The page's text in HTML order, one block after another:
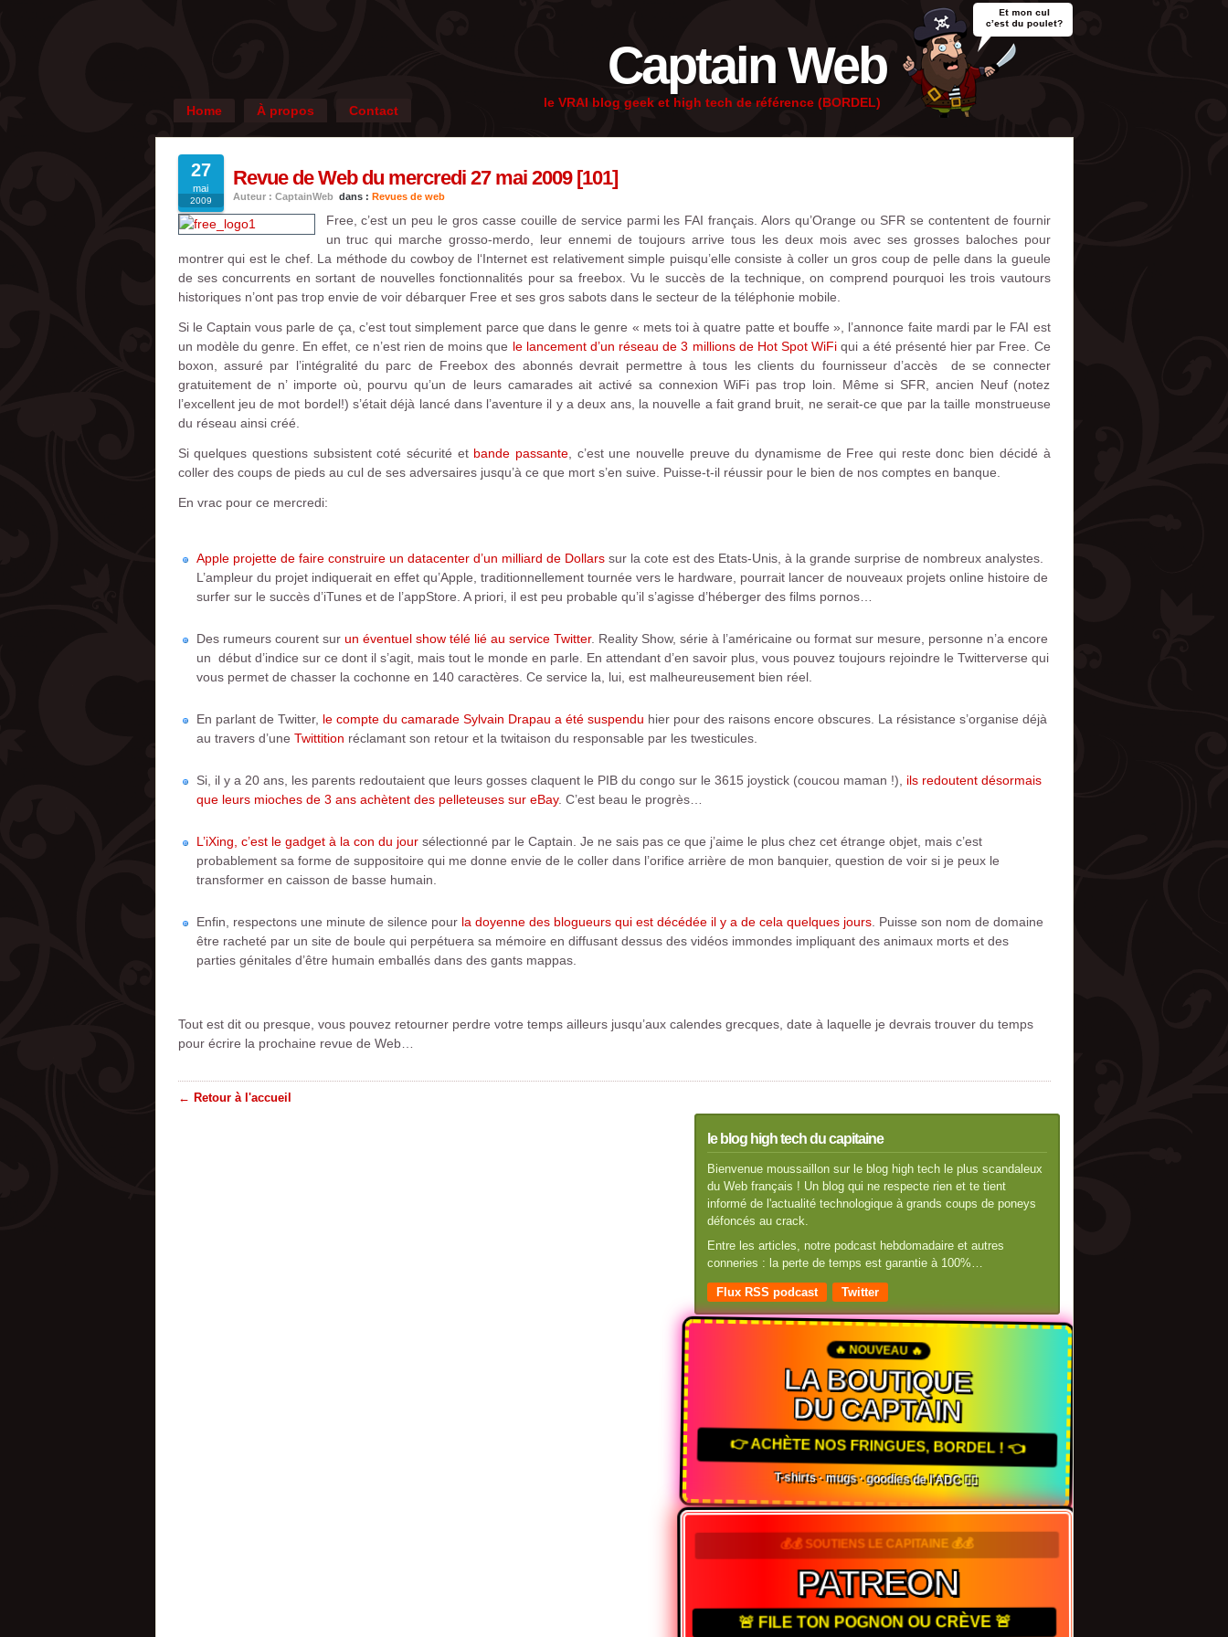
Captain Web
le VRAI blog geek et high tech de référence (BORDEL)
Home À propos Contact
27
mai
2009
Revue de Web du mercredi 27 mai 2009 [101]
Auteur : CaptainWeb dans : Revues de web
Free, c’est un peu le gros casse couille de service parmi les FAI français. Alors qu’Orange ou SFR se contentent de fournir
un truc qui marche grosso-merdo, leur ennemi de toujours arrive tous les deux mois avec ses grosses baloches pour
montrer qui est le chef. La méthode du cowboy de l‘Internet est relativement simple puisqu’elle consiste à coller un gros coup de pelle dans la gueule
de ses concurrents en sortant de nouvelles fonctionnalités pour sa freebox. Vu le succès de la technique, on comprend pourquoi les trois vautours
historiques n’ont pas trop envie de voir débarquer Free et ses gros sabots dans le secteur de la téléphonie mobile.
Si le Captain vous parle de ça, c’est tout simplement parce que dans le genre « mets toi à quatre patte et bouffe », l’annonce faite mardi par le FAI est
un modèle du genre. En effet, ce n’est rien de moins que le lancement d’un réseau de 3 millions de Hot Spot WiFi qui a été présenté hier par Free. Ce
boxon, assuré par l’intégralité du parc de Freebox des abonnés devrait permettre à tous les clients du fournisseur d’accès de se connecter
gratuitement de n’ importe où, pourvu qu’un de leurs camarades ait activé sa connexion WiFi pas trop loin. Même si SFR, ancien Neuf (notez
l’excellent jeu de mot bordel!) s’était déjà lancé dans l’aventure il y a deux ans, la nouvelle a fait grand bruit, ne serait-ce que par la taille monstrueuse
du réseau ainsi créé.
Si quelques questions subsistent coté sécurité et bande passante, c’est une nouvelle preuve du dynamisme de Free qui reste donc bien décidé à
coller des coups de pieds au cul de ses adversaires jusqu’à ce que mort s’en suive. Puisse-t-il réussir pour le bien de nos comptes en banque.
En vrac pour ce mercredi:
Apple projette de faire construire un datacenter d’un milliard de Dollarssur la cote est des Etats-Unis, à la grande surprise de nombreux analystes.
L’ampleur du projet indiquerait en effet qu’Apple, traditionnellement tournée vers le hardware, pourrait lancer de nouveaux projets online histoire de
surfer sur le succès d’iTunes et de l’appStore. A priori, il est peu probable qu’il s’agisse d’héberger des films pornos…
Des rumeurs courent sur un éventuel show télé lié au service Twitter. Reality Show, série à l’américaine ou format sur mesure, personne n’a encore
un début d’indice sur ce dont il s’agit, mais tout le monde en parle. En attendant d’en savoir plus, vous pouvez toujours rejoindre le Twitterverse qui
vous permet de chasser la cochonne en 140 caractères. Ce service la, lui, est malheureusement bien réel.
En parlant de Twitter, le compte du camarade Sylvain Drapau a été suspendu hier pour des raisons encore obscures. La résistance s’organise déjà
au travers d’une Twittition réclamant son retour et la twitaison du responsable par les twesticules.
Si, il y a 20 ans, les parents redoutaient que leurs gosses claquent le PIB du congo sur le 3615 joystick (coucou maman !), ils redoutent désormais
que leurs mioches de 3 ans achètent des pelleteuses sur eBay. C’est beau le progrès…
L’iXing, c’est le gadget à la con du joursélectionné par le Captain. Je ne sais pas ce que j’aime le plus chez cet étrange objet, mais c’est
probablement sa forme de suppositoire qui me donne envie de le coller dans l’orifice arrière de mon banquier, question de voir si je peux le
transformer en caisson de basse humain.
Enfin, respectons une minute de silence pour la doyenne des blogueurs qui est décédée il y a de cela quelques jours. Puisse son nom de domaine
être racheté par un site de boule qui perpétuera sa mémoire en diffusant dessus des vidéos immondes impliquant des animaux morts et des
parties génitales d’être humain emballés dans des gants mappas.
Tout est dit ou presque, vous pouvez retourner perdre votre temps ailleurs jusqu’aux calendes grecques, date à laquelle je devrais trouver du temps
pour écrire la prochaine revue de Web…
← Retour à l'accueil
le blog high tech du capitaine
Bienvenue moussaillon sur le blog high tech le plus scandaleux
du Web français ! Un blog qui ne respecte rien et te tient
informé de l'actualité technologique à grands coups de poneys
défoncés au crack.
Entre les articles, notre podcast hebdomadaire et autres
conneries : la perte de temps est garantie à 100%…
Flux RSS podcast Twitter
🔥 NOUVEAU 🔥
LA BOUTIQUE
DU CAPTAIN
👉 ACHÈTE NOS FRINGUES, BORDEL ! 👈
T-shirts · mugs · goodies de l'ADC 🏴‍☠️
💰💰 SOUTIENS LE CAPITAINE 💰💰
PATREON
🚨 FILE TON POGNON OU CRÈVE 🚨